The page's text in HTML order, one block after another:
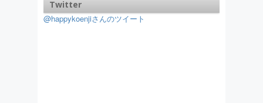
Twitter
@happykoenjiさんのツイート